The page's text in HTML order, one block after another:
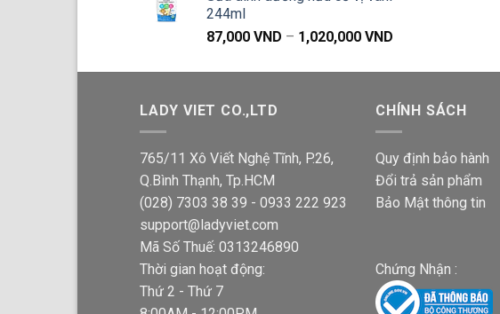
244ml
87,000 VND – 1,020,000 VND
từ
đến
1,020,000 VND
LADY VIET CO.,LTD
765/11 Xô Viết Nghệ Tĩnh, P.26,
Q.Bình Thạnh, Tp.HCM
(028) 7303 38 39 - 0933 222 923
support@ladyviet.com
Mã Số Thuế: 0313246890
Thời gian hoạt động:
Thứ 2 - Thứ 7
CHÍNH SÁCH
Quy định bảo hành
Đổi trả sản phẩm
Bảo Mật thông tin
Chứng Nhận :